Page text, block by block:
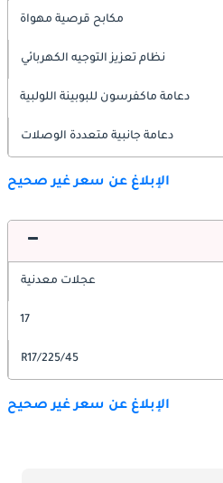
مكابح قرصية مهواة
نظام تعزيز التوجيه الكهربائي
دعامة ماكفرسون للبوبينة اللولبية
دعامة جانبية متعددة الوصلات
الإبلاغ عن سعر غير صحيح
عجلات معدنية
17
225/45/R17
الإبلاغ عن سعر غير صحيح